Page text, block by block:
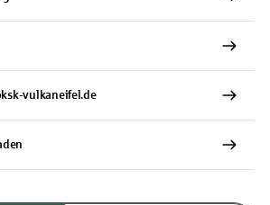
vulkaneifel.de